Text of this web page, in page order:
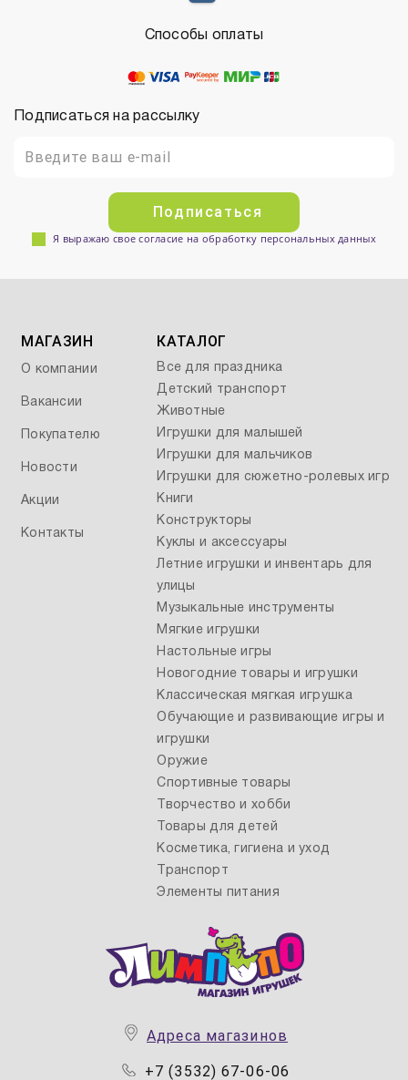
Подписаться на рассылку
Подписаться
Я выражаю свое согласие на обработку персональных данных
Способы оплаты
Адреса магазинов
+7 (3532) 67-06-06
МАГАЗИН
О компании
Вакансии
Покупателю
Новости
Акции
Контакты
КАТАЛОГ
Все для праздника
Детский транспорт
Животные
Игрушки для малышей
Игрушки для мальчиков
Игрушки для сюжетно-ролевых игр
Книги
Конструкторы
Куклы и аксессуары
Летние игрушки и инвентарь для
улицы
Музыкальные инструменты
Мягкие игрушки
Настольные игры
Новогодние товары и игрушки
Классическая мягкая игрушка
Обучающие и развивающие игры и
игрушки
Оружие
Спортивные товары
Творчество и хобби
Товары для детей
Косметика, гигиена и уход
Транспорт
Элементы питания